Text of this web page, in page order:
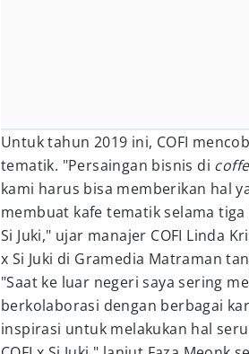
Untuk tahun 2019 ini, COFI
tematik. "Persaingan bisnis di
kami harus bisa memberikan hal
membuat kafe tematik selama
Si Juki," ujar manajer COFI Linda
x Si Juki di Gramedia Matraman
"Saat ke luar negeri saya sering
berkolaborasi dengan berbagai
inspirasi untuk melakukan hal